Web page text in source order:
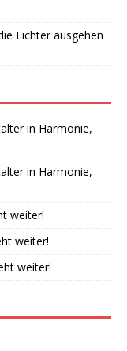
Lichter ausgehen
in Harmonie,
in Harmonie,
weiter!
weiter!
weiter!